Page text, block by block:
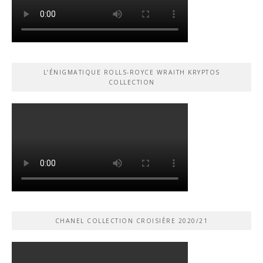
L’ÉNIGMATIQUE ROLLS-ROYCE WRAITH KRYPTOS
COLLECTION
CHANEL COLLECTION CROISIÈRE 2020/21